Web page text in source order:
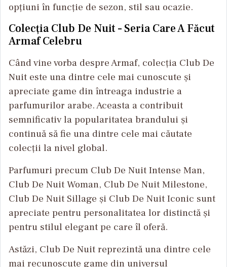
opțiuni în funcție de sezon, stil sau ocazie.
Colecția Club De Nuit – Seria Care A Făcut
Armaf Celebru
Când vine vorba despre Armaf, colecția Club De
Nuit este una dintre cele mai cunoscute și
apreciate game din întreaga industrie a
parfumurilor arabe. Aceasta a contribuit
semnificativ la popularitatea brandului și
continuă să fie una dintre cele mai căutate
colecții la nivel global.
Parfumuri precum Club De Nuit Intense Man,
Club De Nuit Woman, Club De Nuit Milestone,
Club De Nuit Sillage și Club De Nuit Iconic sunt
apreciate pentru personalitatea lor distinctă și
pentru stilul elegant pe care îl oferă.
Astăzi, Club De Nuit reprezintă una dintre cele
mai recunoscute game din universul